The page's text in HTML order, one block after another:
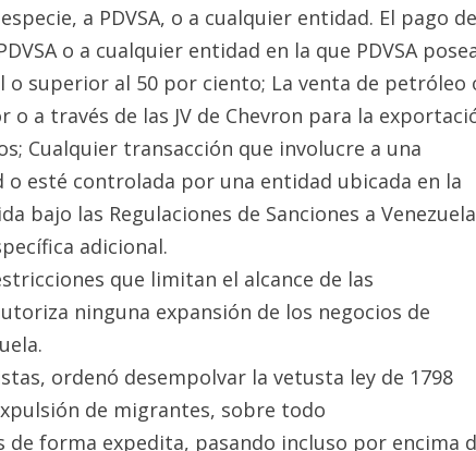
a PDVSA, o a cualquier entidad. El pago de
o a cualquier entidad en la que PDVSA
superior al 50 por ciento; La venta de petróleo
a través de las JV de Chevron para la
Cualquier transacción que involucre a una
esté controlada por una entidad ubicada en la
bajo las Regulaciones de Sanciones a Venezuela
adicional.
que limitan el alcance de las
ninguna expansión de los negocios de
ordenó desempolvar la vetusta ley de 1798
de migrantes, sobre todo
forma expedita, pasando incluso por encima